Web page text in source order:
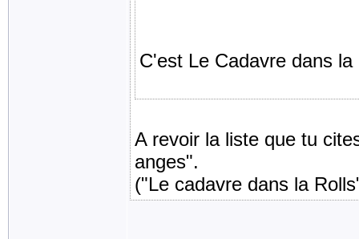
C'est Le Cadavre dans la
A revoir la liste que tu
anges".
("Le cadavre dans la